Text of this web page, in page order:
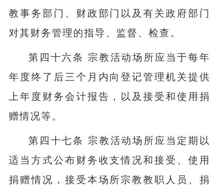
教事务部门、财政部门以及有关政府部门
对其财务管理的指导、监督、检查。
第四十六条 宗教活动场所应当于每年
年度终了后三个月内向登记管理机关提供
上年度财务会计报告，以及接受和使用捐
赠情况等。
第四十七条 宗教活动场所应当定期以
适当方式公布财务收支情况和接受、使用
捐赠情况，接受本场所宗教教职人员、捐